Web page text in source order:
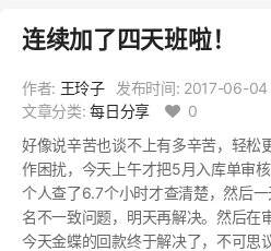
连续加了四天班啦！
作者: 王玲子 发布时间: 2017-06-04
文章分类:每日分享
0
好像说辛苦也谈不上有多辛苦，轻松
作困扰，今天上午才把5月入库单审
个人查了6.7个小时才查清楚，然后
名不一致问题，明天再解决。然后在
今天金蝶的回款终于解决了，不可思